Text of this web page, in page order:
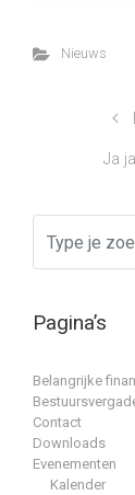
Nieuws
Ja
Pagina’s
Belangrijke
Contact
Downloads
Evenementen
Kalender